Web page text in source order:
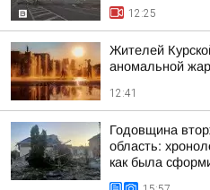
12:25
Жителей
аномальной
12:41
Годовщина
область:
как была